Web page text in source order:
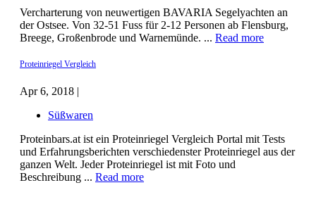
Vercharterung von neuwertigen BAVARIA Segelyachten an
der Ostsee. Von 32-51 Fuss für 2-12 Personen ab Flensburg,
Breege, Großenbrode und Warnemünde. ... Read more
Proteinriegel Vergleich
Apr 6, 2018 |
Süßwaren
Proteinbars.at ist ein Proteinriegel Vergleich Portal mit Tests
und Erfahrungsberichten verschiedenster Proteinriegel aus der
ganzen Welt. Jeder Proteinriegel ist mit Foto und
Beschreibung ... Read more